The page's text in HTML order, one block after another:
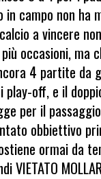
campo non ha
a vincere
occasioni, ma
4 partite da
play-off, e il
per il
obbiettivo
ormai da
VIETATO